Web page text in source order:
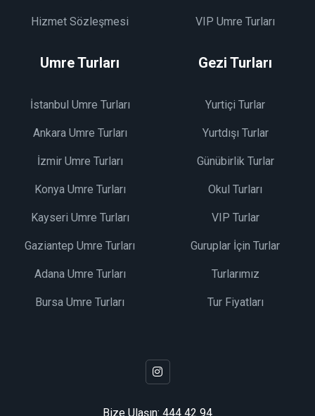
Hizmet Sözleşmesi VIP Umre Turları
Umre Turları
İstanbul Umre Turları
Ankara Umre Turları
İzmir Umre Turları
Konya Umre Turları
Kayseri Umre Turları
Gaziantep Umre Turları
Adana Umre Turları
Bursa Umre Turları
Gezi Turları
Yurtiçi Turlar
Yurtdışı Turlar
Günübirlik Turlar
Okul Turları
VIP Turlar
Guruplar İçin Turlar
Turlarımız
Tur Fiyatları
Bize Ulaşın: 444 42 94